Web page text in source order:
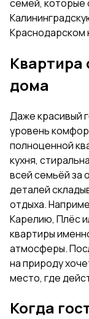
семей, которые
Краснодарском
Квартира
дома
Даже красивый
уровень
полноценной
кухня,
всей семьёй за
деталей
отдыха.
Карелию, Плёс
квартиры
атмосферы.
на природу
место, где
Когда